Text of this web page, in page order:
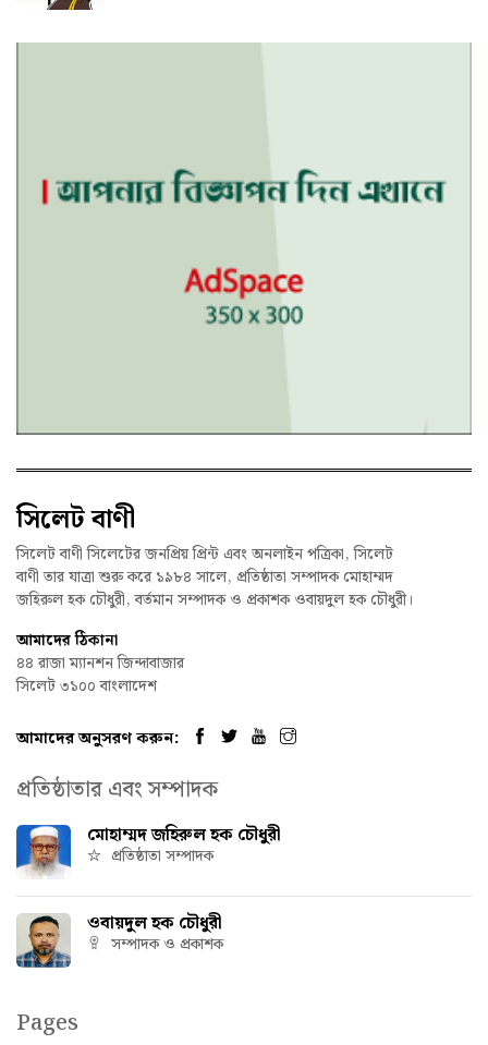
সিলেট বাণী
সিলেট বাণী সিলেটের জনপ্রিয় প্রিন্ট এবং অনলাইন পত্রিকা, সিলেট
বাণী তার যাত্রা শুরু করে ১৯৮৪ সালে, প্রতিষ্ঠাতা সম্পাদক মোহাম্মদ
জহিরুল হক চৌধুরী, বর্তমান সম্পাদক ও প্রকাশক ওবায়দুল হক চৌধুরী।
আমাদের ঠিকানা
৪৪ রাজা ম্যানশন জিন্দাবাজার
সিলেট ৩১০০ বাংলাদেশ
আমাদের অনুসরণ করুন:
প্রতিষ্ঠাতার এবং সম্পাদক
মোহাম্মদ জহিরুল হক চৌধুরী
প্রতিষ্ঠাতা সম্পাদক
ওবায়দুল হক চৌধুরী
সম্পাদক ও প্রকাশক
Pages